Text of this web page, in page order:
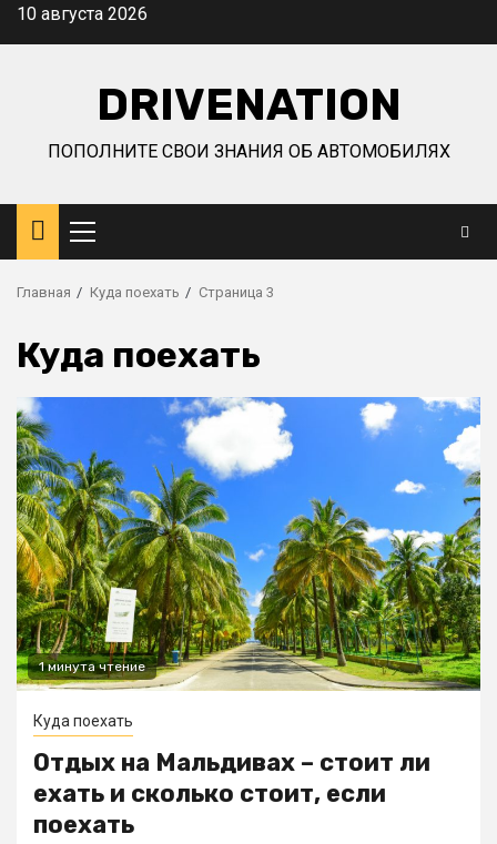
Перейти
10 августа 2026
DRIVENATION
ПОПОЛНИТЕ СВОИ ЗНАНИЯ ОБ АВТОМОБИЛЯХ
Основное
меню
Главная Куда поехать Страница 3
Куда поехать
1 минута чтение
Куда поехать
Отдых на Мальдивах – стоит ли
ехать и сколько стоит, если
поехать